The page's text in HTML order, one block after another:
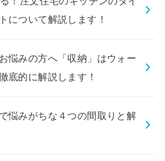
について解説します！
悩みの方へ「収納」はウォー
底的に解説します！
悩みがちな４つの間取りと解